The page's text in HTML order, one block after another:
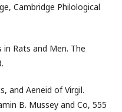
Cambridge Philological
in Rats and Men. The
and Aeneid of Virgil.
B. Mussey and Co, 555